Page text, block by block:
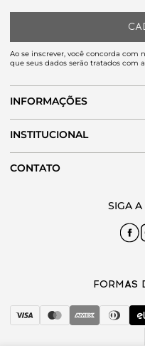
Ao se inscrever, você concorda com
que seus dados serão tratados com
INFORMAÇÕES
INSTITUCIONAL
CONTATO